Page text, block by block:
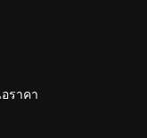
ราคา